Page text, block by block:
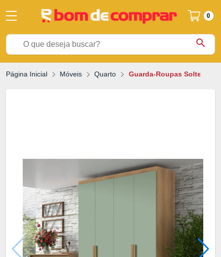
search
0
Página Inicial Móveis Quarto Guarda-Roupas Solteiro